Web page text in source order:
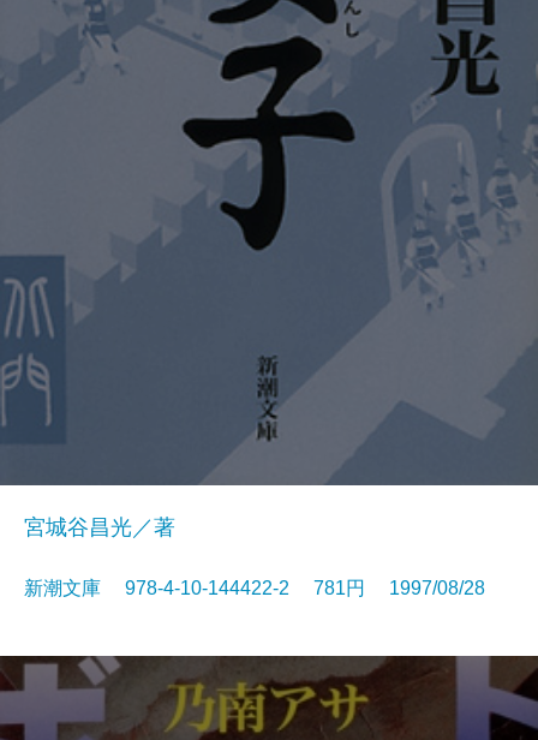
宮城谷昌光／著
新潮文庫 978-4-10-144422-2 781円 1997/08/28